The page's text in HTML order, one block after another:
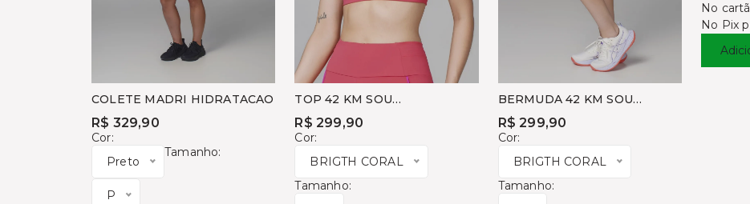
COLETE MADRI HIDRATACAO
R$ 329,90
Cor:
Preto
Tamanho:
P
TOP 42 KM SOU
R$ 299,90
Cor:
BRIGTH CORAL
Tamanho:
BERMUDA 42 KM SOU
R$ 299,90
Cor:
BRIGTH CORAL
Tamanho:
No
No Pix